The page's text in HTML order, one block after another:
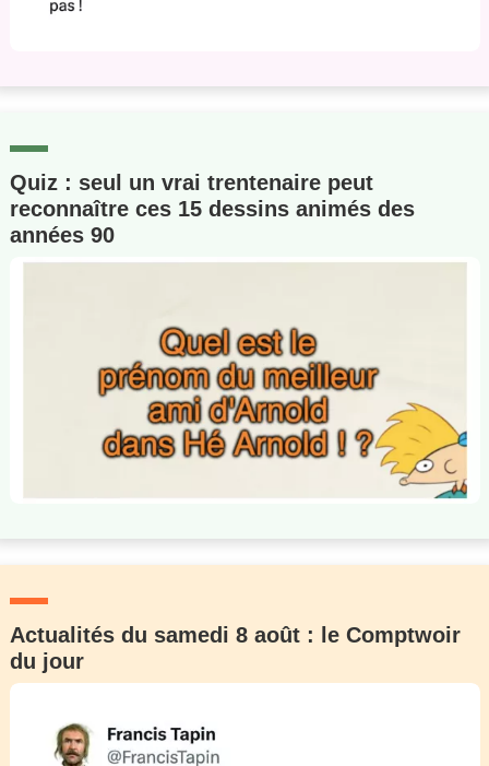
Quiz : seul un vrai trentenaire peut
reconnaître ces 15 dessins animés des
années 90
Actualités du samedi 8 août : le Comptwoir
du jour